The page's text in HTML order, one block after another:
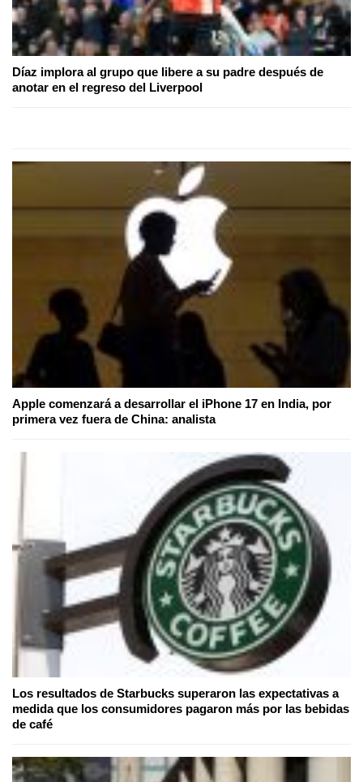
Díaz implora al grupo que libere a su padre después de
anotar en el regreso del Liverpool
Apple comenzará a desarrollar el iPhone 17 en India, por
primera vez fuera de China: analista
Los resultados de Starbucks superaron las expectativas a
medida que los consumidores pagaron más por las bebidas
de café